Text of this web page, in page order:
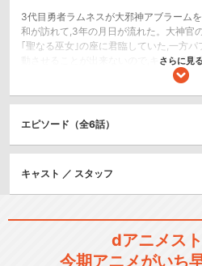
3代目勇者ラムネスが大邪神アブラーム
和が訪れて,3年の月日が流れた。大神官
｢聖なる巫女｣の座に君臨していた,一方
動させることが出来ないので,キラキラ
いた。ある日,大神官からの突然の呼び
旅に出ることに。3代目勇者ラムネスと
者との新たなラブロマンスに淡い夢を抱
オの前に,巨大なメカに乗った謎の侵略
とカカオは無事に4代目勇者を探し出す
始まる。
ロボット/メカ
さらに見る
エピソード（全6話）
キャスト ／ スタッフ
dアニメス
今期アニメがいち